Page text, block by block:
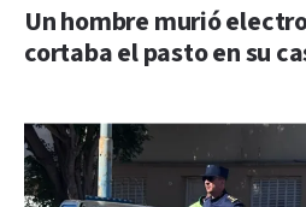
Un hombre murió
cortaba el pasto en su